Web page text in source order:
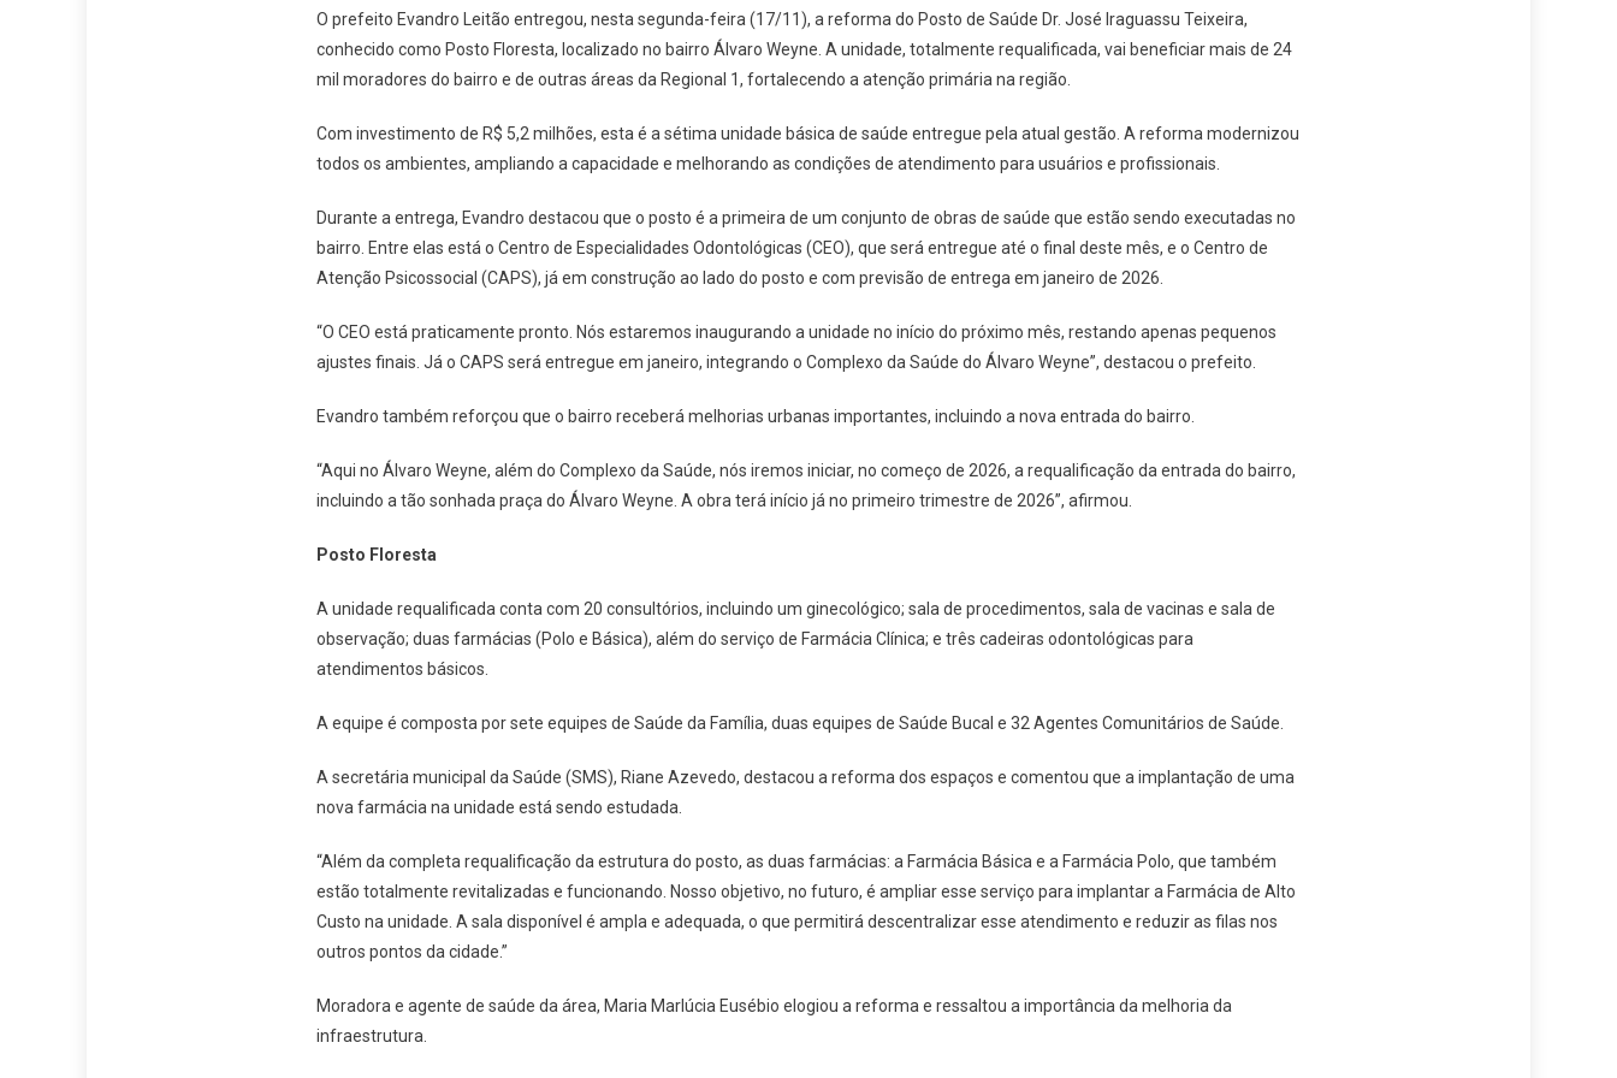
O prefeito Evandro Leitão entregou, nesta segunda-feira (17/11), a reforma do Posto de Saúde Dr. José Iraguassu Teixeira,
conhecido como Posto Floresta, localizado no bairro Álvaro Weyne. A unidade, totalmente requalificada, vai beneficiar mais de 24
mil moradores do bairro e de outras áreas da Regional 1, fortalecendo a atenção primária na região.
Com investimento de R$ 5,2 milhões, esta é a sétima unidade básica de saúde entregue pela atual gestão. A reforma modernizou
todos os ambientes, ampliando a capacidade e melhorando as condições de atendimento para usuários e profissionais.
Durante a entrega, Evandro destacou que o posto é a primeira de um conjunto de obras de saúde que estão sendo executadas no
bairro. Entre elas está o Centro de Especialidades Odontológicas (CEO), que será entregue até o final deste mês, e o Centro de
Atenção Psicossocial (CAPS), já em construção ao lado do posto e com previsão de entrega em janeiro de 2026.
“O CEO está praticamente pronto. Nós estaremos inaugurando a unidade no início do próximo mês, restando apenas pequenos
ajustes finais. Já o CAPS será entregue em janeiro, integrando o Complexo da Saúde do Álvaro Weyne”, destacou o prefeito.
Evandro também reforçou que o bairro receberá melhorias urbanas importantes, incluindo a nova entrada do bairro.
“Aqui no Álvaro Weyne, além do Complexo da Saúde, nós iremos iniciar, no começo de 2026, a requalificação da entrada do bairro,
incluindo a tão sonhada praça do Álvaro Weyne. A obra terá início já no primeiro trimestre de 2026”, afirmou.
Posto Floresta
A unidade requalificada conta com 20 consultórios, incluindo um ginecológico; sala de procedimentos, sala de vacinas e sala de
observação; duas farmácias (Polo e Básica), além do serviço de Farmácia Clínica; e três cadeiras odontológicas para
atendimentos básicos.
A equipe é composta por sete equipes de Saúde da Família, duas equipes de Saúde Bucal e 32 Agentes Comunitários de Saúde.
A secretária municipal da Saúde (SMS), Riane Azevedo, destacou a reforma dos espaços e comentou que a implantação de uma
nova farmácia na unidade está sendo estudada.
“Além da completa requalificação da estrutura do posto, as duas farmácias: a Farmácia Básica e a Farmácia Polo, que também
estão totalmente revitalizadas e funcionando. Nosso objetivo, no futuro, é ampliar esse serviço para implantar a Farmácia de Alto
Custo na unidade. A sala disponível é ampla e adequada, o que permitirá descentralizar esse atendimento e reduzir as filas nos
outros pontos da cidade.”
Moradora e agente de saúde da área, Maria Marlúcia Eusébio elogiou a reforma e ressaltou a importância da melhoria da
infraestrutura.